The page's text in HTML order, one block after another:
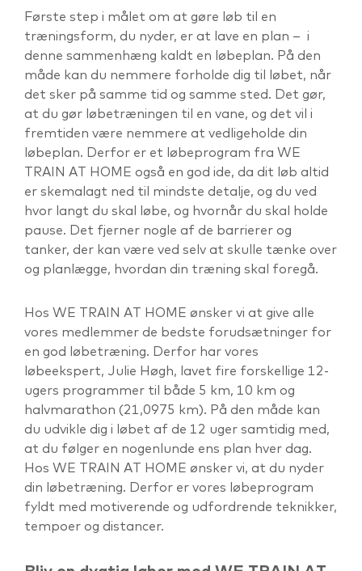
Første step i målet om at gøre løb til en
træningsform, du nyder, er at lave en plan – i
denne sammenhæng kaldt en løbeplan. På den
måde kan du nemmere forholde dig til løbet, når
det sker på samme tid og samme sted. Det gør,
at du gør løbetræningen til en vane, og det vil i
fremtiden være nemmere at vedligeholde din
løbeplan. Derfor er et løbeprogram fra WE
TRAIN AT HOME også en god ide, da dit løb altid
er skemalagt ned til mindste detalje, og du ved
hvor langt du skal løbe, og hvornår du skal holde
pause. Det fjerner nogle af de barrierer og
tanker, der kan være ved selv at skulle tænke over
og planlægge, hvordan din træning skal foregå.
Hos WE TRAIN AT HOME ønsker vi at give alle
vores medlemmer de bedste forudsætninger for
en god løbetræning. Derfor har vores
løbeekspert, Julie Høgh, lavet fire forskellige 12-
ugers programmer til både 5 km, 10 km og
halvmarathon (21,0975 km). På den måde kan
du udvikle dig i løbet af de 12 uger samtidig med,
at du følger en nogenlunde ens plan hver dag.
Hos WE TRAIN AT HOME ønsker vi, at du nyder
din løbetræning. Derfor er vores løbeprogram
fyldt med motiverende og udfordrende teknikker,
tempoer og distancer.